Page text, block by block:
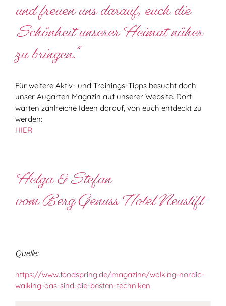
und freuen uns darauf, euch die
Schönheit unserer Heimat näher
zu bringen.“
Für weitere Aktiv- und Trainings-Tipps besucht doch
unser Augarten Magazin auf unserer Website. Dort
warten zahlreiche Ideen darauf, von euch entdeckt zu
werden:
HIER
Helga & Stefan
vom Berg Genuss Hotel Neustift
Quelle:
https://www.foodspring.de/magazine/walking-nordic-
walking-das-sind-die-besten-techniken